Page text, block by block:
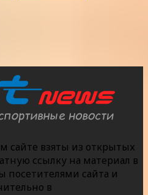
сайте взяты из открытых
ссылку на материал в
посетителями сайта и
в